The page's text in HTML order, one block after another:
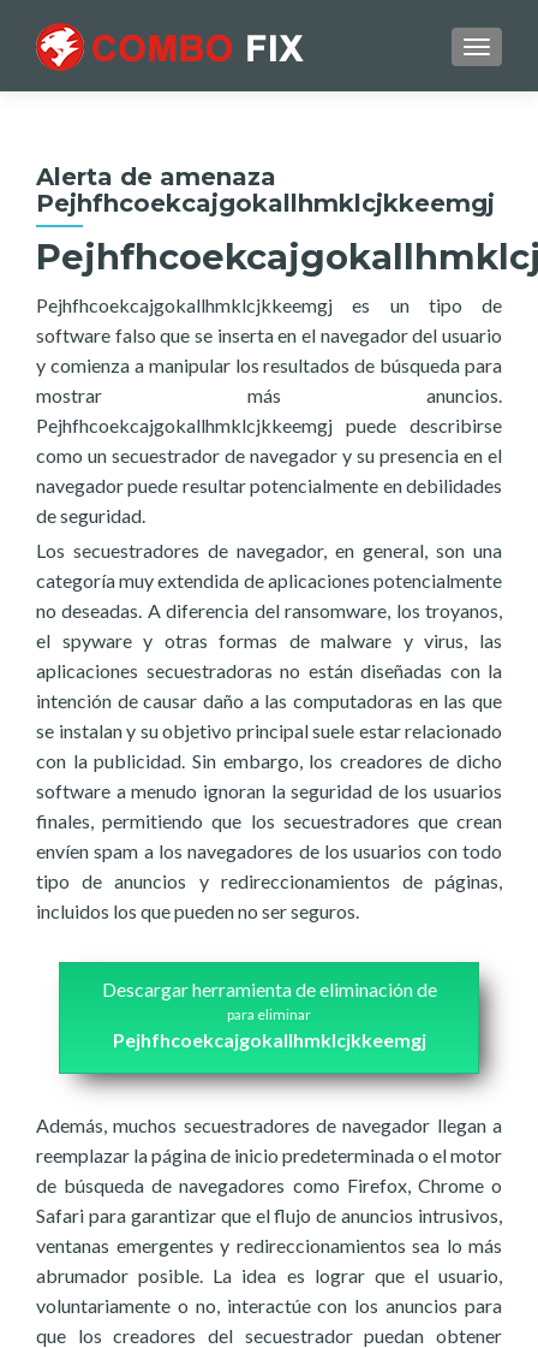
Alerta de amenaza
Pejhfhcoekcajgokallhmklcjkkeemgj
Pejhfhcoekcajgokallhmklcjkkeemgj es un tipo de
software falso que se inserta en el navegador del usuario
y comienza a manipular los resultados de búsqueda para
mostrar más anuncios.
Pejhfhcoekcajgokallhmklcjkkeemgj puede describirse
como un secuestrador de navegador y su presencia en el
navegador puede resultar potencialmente en debilidades
de seguridad.
Los secuestradores de navegador, en general, son una
categoría muy extendida de aplicaciones potencialmente
no deseadas. A diferencia del ransomware, los troyanos,
el spyware y otras formas de malware y virus, las
aplicaciones secuestradoras no están diseñadas con la
intención de causar daño a las computadoras en las que
se instalan y su objetivo principal suele estar relacionado
con la publicidad. Sin embargo, los creadores de dicho
software a menudo ignoran la seguridad de los usuarios
finales, permitiendo que los secuestradores que crean
envíen spam a los navegadores de los usuarios con todo
tipo de anuncios y redireccionamientos de páginas,
incluidos los que pueden no ser seguros.
Descargar herramienta de eliminación de
para eliminar
Pejhfhcoekcajgokallhmklcjkkeemgj
Además, muchos secuestradores de navegador llegan a
reemplazar la página de inicio predeterminada o el motor
de búsqueda de navegadores como Firefox, Chrome o
Safari para garantizar que el flujo de anuncios intrusivos,
ventanas emergentes y redireccionamientos sea lo más
abrumador posible. La idea es lograr que el usuario,
voluntariamente o no, interactúe con los anuncios para
que los creadores del secuestrador puedan obtener